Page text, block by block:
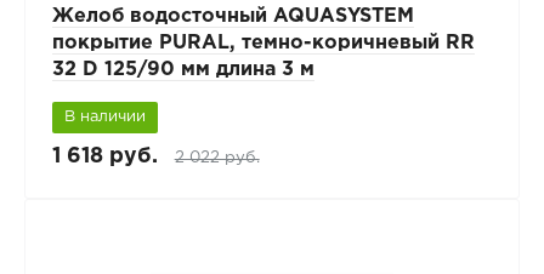
Желоб водосточный AQUASYSTEM
покрытие PURAL, темно-коричневый RR
32 D 125/90 мм длина 3 м
В наличии
1 618 руб. 2 022 руб.